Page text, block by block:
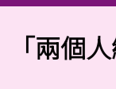
個人總